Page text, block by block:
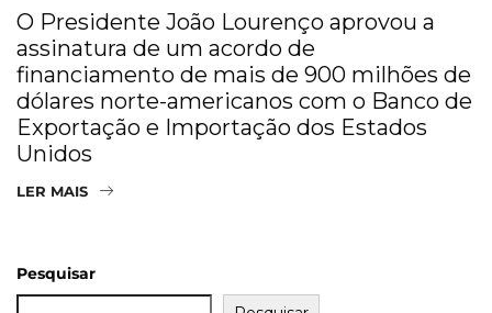
O Presidente João Lourenço aprovou a
assinatura de um acordo de
financiamento de mais de 900 milhões de
dólares norte-americanos com o Banco de
Exportação e Importação dos Estados
Unidos
LER MAIS
Pesquisar